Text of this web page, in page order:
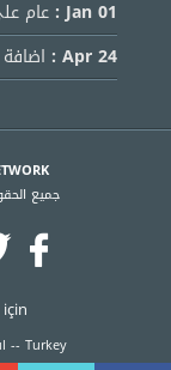
01 Jan :
عام
24 Apr :
جميع
-- Turkey